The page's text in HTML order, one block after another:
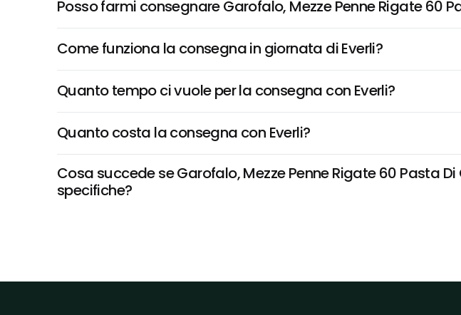
Posso farmi consegnare Garofalo, Mezze Penne Rigate 60
Come funziona la consegna in giornata di Everli?
Quanto tempo ci vuole per la consegna con Everli?
Quanto costa la consegna con Everli?
Cosa succede se Garofalo, Mezze Penne Rigate 60 Pasta
specifiche?